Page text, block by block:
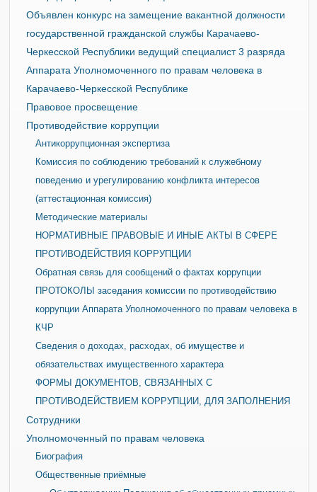
Объявлен конкурс на замещение вакантной должности
государственной гражданской службы Карачаево-
Черкесской Республики ведущий специалист 3 разряда
Аппарата Уполномоченного по правам человека в
Карачаево-Черкесской Республике
Правовое просвещение
Противодействие коррупции
Антикоррупционная экспертиза
Комиссия по соблюдению требований к служебному
поведению и урегулированию конфликта интересов
(аттестационная комиссия)
Методические материалы
НОРМАТИВНЫЕ ПРАВОВЫЕ И ИНЫЕ АКТЫ В СФЕРЕ
ПРОТИВОДЕЙСТВИЯ КОРРУПЦИИ
Обратная связь для сообщений о фактах коррупции
ПРОТОКОЛЫ заседания комиссии по противодействию
коррупции Аппарата Уполномоченного по правам человека в
КЧР
Сведения о доходах, расходах, об имуществе и
обязательствах имущественного характера
ФОРМЫ ДОКУМЕНТОВ, СВЯЗАННЫХ С
ПРОТИВОДЕЙСТВИЕМ КОРРУПЦИИ, ДЛЯ ЗАПОЛНЕНИЯ
Сотрудники
Уполномоченный по правам человека
Биография
Общественные приёмные